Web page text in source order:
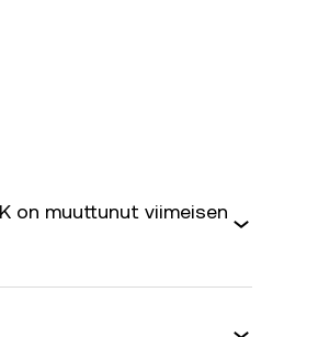
on muuttunut viimeisen